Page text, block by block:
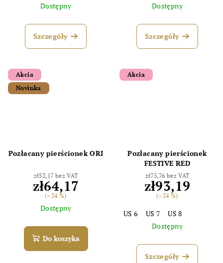
Dostępny
Szczegóły
Dostępny
Szczegóły
Akcia
Novinka
Pozłacany pierścionek ORI
zł52,17 bez VAT
zł64,17
(–24 %)
Dostępny
Do koszyka
Akcia
Pozłacany pierścionek
FESTIVE RED
zł75,76 bez VAT
zł93,19
(–24 %)
US 6 US 7
US 8
Dostępny
Szczegóły
Powered by chaterimo